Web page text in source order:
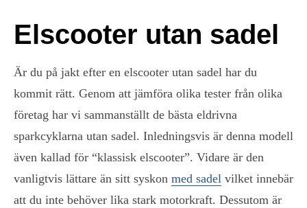
Elscooter utan sadel
Är du på jakt efter en elscooter utan sadel har du
kommit rätt. Genom att jämföra olika tester från olika
företag har vi sammanställt de bästa eldrivna
sparkcyklarna utan sadel. Inledningsvis är denna modell
även kallad för “klassisk elscooter”. Vidare är den
vanligtvis lättare än sitt syskon med sadel vilket innebär
att du inte behöver lika stark motorkraft. Dessutom är